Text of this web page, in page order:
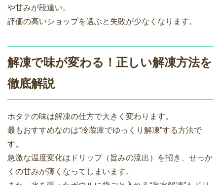
や甘みが段違い。
評価の高いショップを選ぶと失敗が少なくなります。
解凍で味が変わる！正しい解凍方法を
徹底解説
ホタテの味は解凍の仕方で大きく変わります。
最もおすすめなのは“冷蔵庫でゆっくり解凍”する方法で
す。
急激な温度変化はドリップ（旨みの流出）を招き、せっか
くの甘みが薄くなってしまいます。